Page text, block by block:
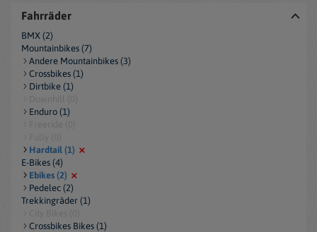
Fahrräder
BMX (2)
Mountainbikes (7)
Andere Mountainbikes (3)
Crossbikes (1)
Dirtbike (1)
Enduro (1)
Hardtail (1)
E-Bikes (4)
Ebikes (2)
Pedelec (2)
Trekkingräder (1)
Crossbikes Bikes (1)